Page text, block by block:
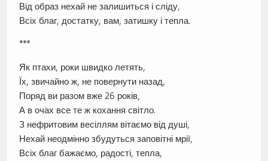
Від образ нехай не залишиться і сліду,
Всіх благ, достатку, вам, затишку і тепла.
***
Як птахи, роки швидко летять,
Їх, звичайно ж, не повернути назад,
Поряд ви разом вже 26 років,
А в очах все те ж кохання світло.
З нефритовим весіллям вітаємо від душі,
Нехай неодмінно збудуться заповітні мрії,
Всіх благ бажаємо, радості, тепла,